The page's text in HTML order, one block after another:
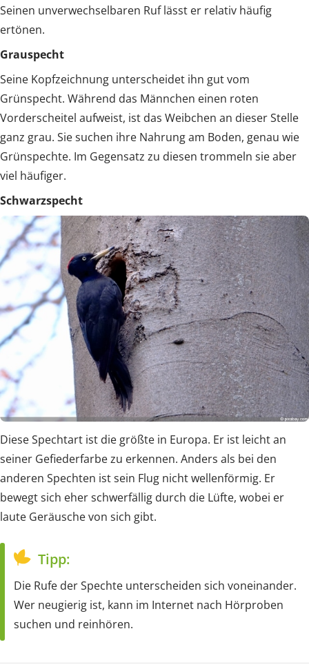
Seinen unverwechselbaren Ruf lässt er relativ häufig
ertönen.
Grauspecht
Seine Kopfzeichnung unterscheidet ihn gut vom
Grünspecht. Während das Männchen einen roten
Vorderscheitel aufweist, ist das Weibchen an dieser Stelle
ganz grau. Sie suchen ihre Nahrung am Boden, genau wie
Grünspechte. Im Gegensatz zu diesen trommeln sie aber
viel häufiger.
Schwarzspecht
Diese Spechtart ist die größte in Europa. Er ist leicht an
seiner Gefiederfarbe zu erkennen. Anders als bei den
anderen Spechten ist sein Flug nicht wellenförmig. Er
bewegt sich eher schwerfällig durch die Lüfte, wobei er
laute Geräusche von sich gibt.
Tipp:
Die Rufe der Spechte unterscheiden sich voneinander.
Wer neugierig ist, kann im Internet nach Hörproben
suchen und reinhören.